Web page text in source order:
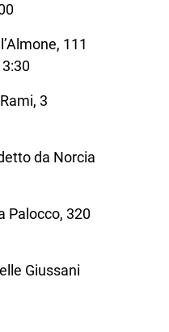
111
3
da Norcia
Palocco, 320
Giussani